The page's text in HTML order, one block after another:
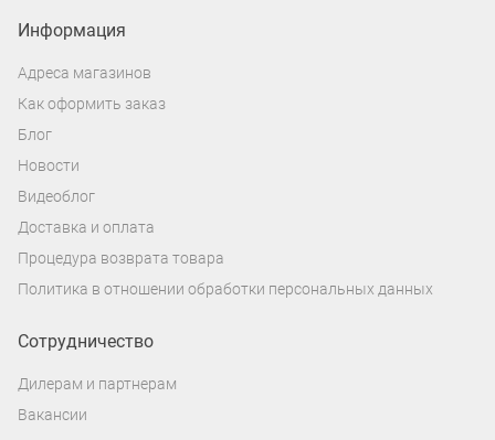
Информация
Адреса магазинов
Как оформить заказ
Блог
Новости
Видеоблог
Доставка и оплата
Процедура возврата товара
Политика в отношении обработки персональных данных
Сотрудничество
Дилерам и партнерам
Вакансии